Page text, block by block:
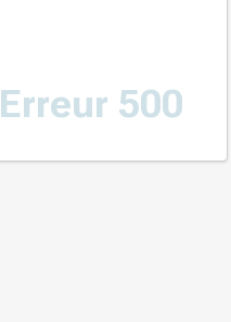
Erreur 500